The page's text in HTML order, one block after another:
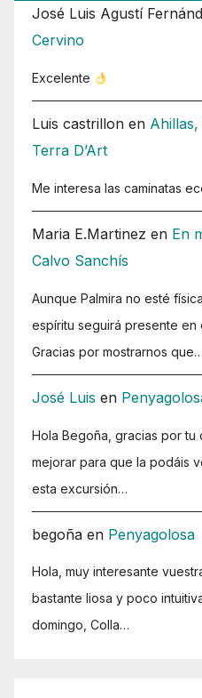
José Luis Agustí
Cervino
Excelente
Luis castrillon en
Terra D’Art
Me interesa las caminatas
Maria E.Martinez en En
Calvo Sanchís
Aunque Palmira no esté
espíritu seguirá presente en
Gracias por mostrarnos que…
José Luis en
Hola Begoña, gracias por tu
mejorar para que la podáis
esta excursión…
begoña en Penyagolosa
Hola, muy interesante
bastante liosa y poco
domingo, Colla…